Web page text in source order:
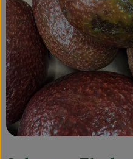
Getränke
Kosmetik
Haus, Garten & Co.
So geht’s
Über uns